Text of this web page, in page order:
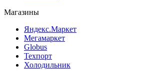
Магазины
Яндекс.Маркет
Мегамаркет
Globus
Техпорт
Холодильник